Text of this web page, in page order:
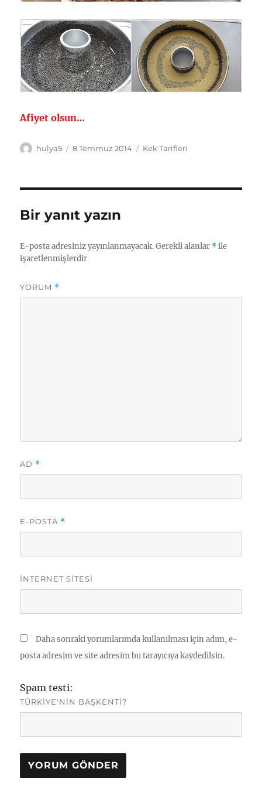
Afiyet olsun…
Yazar
hulya5
Yayın
8 Temmuz 2014 Kategoriler
Kek Tarifleri
Bir yanıt yazın
E-posta adresiniz yayınlanmayacak. Gerekli alanlar *ile
işaretlenmişlerdir
YORUM *
AD *
E-POSTA *
İNTERNET SITESI
Daha sonraki yorumlarımda kullanılması için adım, e-
posta adresim ve site adresim bu tarayıcıya kaydedilsin.
Spam testi:
TÜRKIYE'NIN BAŞKENTI?